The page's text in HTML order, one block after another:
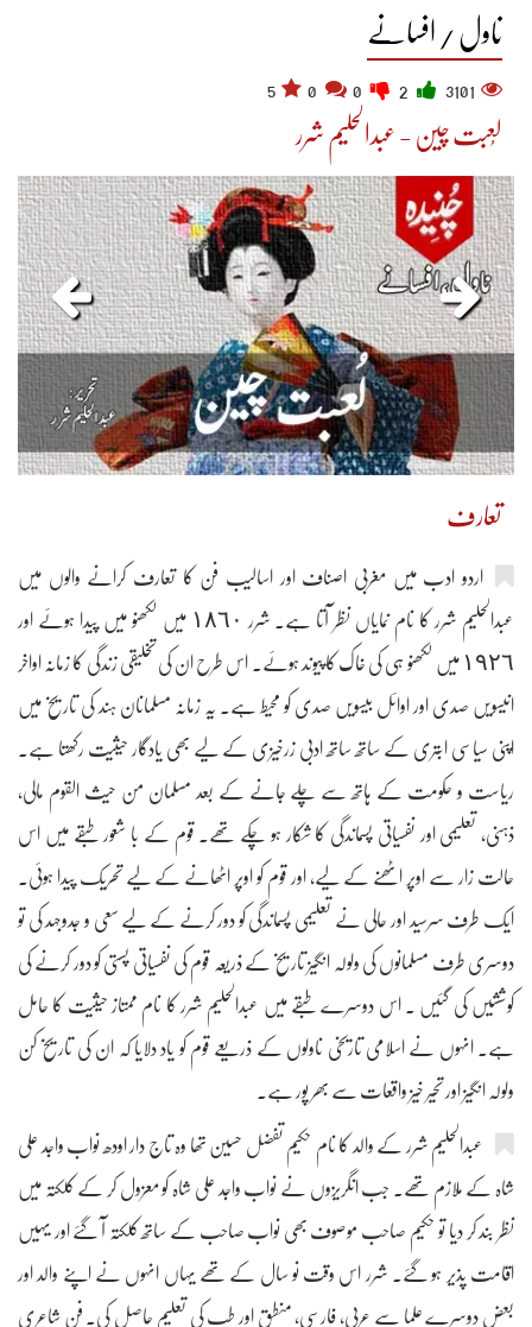
ناول / افسانے
3101
5
لُعبت چین - عبدالحلیم شرر
تعارف
اردو ادب میں مغربی اصناف اور اسالیب فن کا تعارف کرانے والوں میں
عبدالحلیم شرر کا نام نمایاں نظر آتا ہے۔ شرر ١٨٦٠ میں لکھنو میں پیدا ہوئے اور
١٩٢٦ میں لکھنو ہی کی خاک کا پیوند ہوئے۔ اس طرح ان کی تخلیقی زندگی کا زمانہ اواخر
انیسویں صدی اور اوائل بیسویں صدی کو محیط ہے۔ یہ زمانہ مسلمانان ہند کی تاریخ میں
اپنی سیاسی ابتری کے ساتھ ساتھ ادبی زرخیزی کے لیے بھی یادگار حیثیت رکھتا ہے۔
ریاست و حکومت کے ہاتھ سے چلے جانے کے بعد مسلمان من حیث القوم مالی،
ذہنی، تعلیمی اور نفسیاتی پسماندگی کا شکار ہو چکے تھے۔ قوم کے با شعور طبقے میں اس
حالت زار سے اوپر اٹھنے کے لیے، اور قوم کو اوپر اٹھانے کے لیے تحریک پیدا ہوئی۔
ایک طرف سرسید اور حالی نے تعلیمی پسماندگی کو دور کرنے کے لیے سعی و جدوجہد کی تو
دوسری طرف مسلمانوں کی ولولہ انگیز تاریخ کے ذریعہ قوم کی نفسیاتی پستی کو دور کرنے کی
کوششیں کی گئیں ۔ اس دوسرے طبقے میں عبدالحلیم شرر کا نام ممتاز حیثیت کا حامل
ہے۔ انہوں نے اسلامی تاریخی ناولوں کے ذریعے قوم کو یاد دلایا کہ ان کی تاریخ کن
ولولہ انگیز اور تحیر خیز واقعات سے بھر پور ہے۔
عبدالحلیم شرر کے والد کا نام حکیم تفضل حسین تھا وہ تاج دار اودھ نواب واجد علی
شاہ کے ملازم تھے۔ جب انگریزوں نے نواب واجد علی شاہ کو معزول کر کے کلکتہ میں
نظر بند کر دیا تو حکیم صاحب موصوف بھی نواب صاحب کے ساتھ کلکتہ آ گئے اور یہیں
اقامت پذیر ہو گئے۔ شرر اس وقت نو سال کے تھے یہاں انہوں نے اپنے والد اور
بعض دوسرے علما سے عربی، فارسی، منطق اور طب کی تعلیم حاصل کی۔ فن شاعری